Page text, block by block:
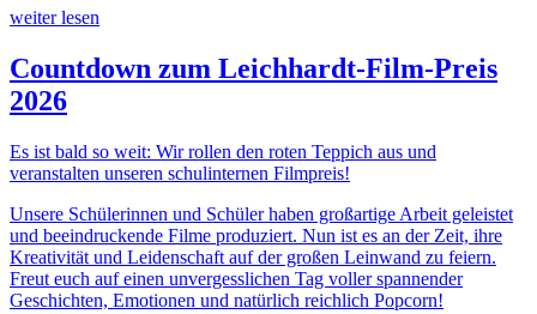
weiter lesen
Countdown zum Leichhardt-Film-Preis
2026
Es ist bald so weit: Wir rollen den roten Teppich aus und
veranstalten unseren schulinternen Filmpreis!
Unsere Schülerinnen und Schüler haben großartige Arbeit geleistet
und beeindruckende Filme produziert. Nun ist es an der Zeit, ihre
Kreativität und Leidenschaft auf der großen Leinwand zu feiern.
Freut euch auf einen unvergesslichen Tag voller spannender
Geschichten, Emotionen und natürlich reichlich Popcorn!